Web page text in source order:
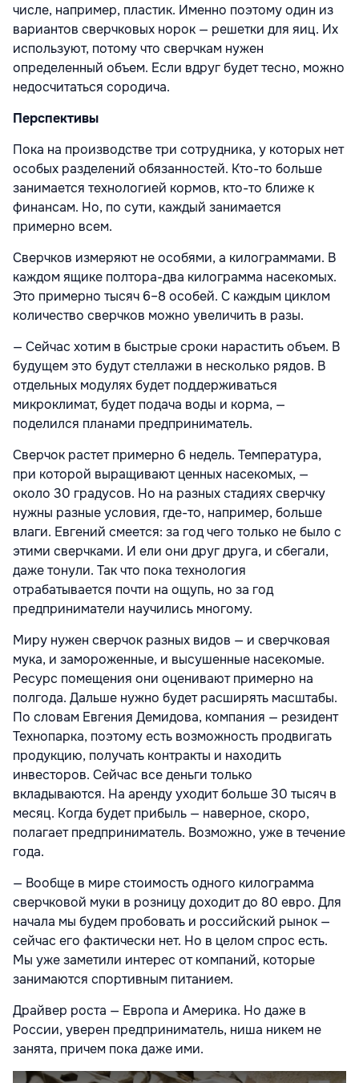
числе, например, пластик. Именно поэтому один из
вариантов сверчковых норок — решетки для яиц. Их
используют, потому что сверчкам нужен
определенный объем. Если вдруг будет тесно, можно
недосчитаться сородича.
Перспективы
Пока на производстве три сотрудника, у которых нет
особых разделений обязанностей. Кто-то больше
занимается технологией кормов, кто-то ближе к
финансам. Но, по сути, каждый занимается
примерно всем.
Сверчков измеряют не особями, а килограммами. В
каждом ящике полтора-два килограмма насекомых.
Это примерно тысяч 6–8 особей. С каждым циклом
количество сверчков можно увеличить в разы.
— Сейчас хотим в быстрые сроки нарастить объем. В
будущем это будут стеллажи в несколько рядов. В
отдельных модулях будет поддерживаться
микроклимат, будет подача воды и корма, —
поделился планами предприниматель.
Сверчок растет примерно 6 недель. Температура,
при которой выращивают ценных насекомых, —
около 30 градусов. Но на разных стадиях сверчку
нужны разные условия, где-то, например, больше
влаги. Евгений смеется: за год чего только не было с
этими сверчками. И ели они друг друга, и сбегали,
даже тонули. Так что пока технология
отрабатывается почти на ощупь, но за год
предприниматели научились многому.
Миру нужен сверчок разных видов — и сверчковая
мука, и замороженные, и высушенные насекомые.
Ресурс помещения они оценивают примерно на
полгода. Дальше нужно будет расширять масштабы.
По словам Евгения Демидова, компания — резидент
Технопарка, поэтому есть возможность продвигать
продукцию, получать контракты и находить
инвесторов. Сейчас все деньги только
вкладываются. На аренду уходит больше 30 тысяч в
месяц. Когда будет прибыль — наверное, скоро,
полагает предприниматель. Возможно, уже в течение
года.
— Вообще в мире стоимость одного килограмма
сверчковой муки в розницу доходит до 80 евро. Для
начала мы будем пробовать и российский рынок —
сейчас его фактически нет. Но в целом спрос есть.
Мы уже заметили интерес от компаний, которые
занимаются спортивным питанием.
Драйвер роста — Европа и Америка. Но даже в
России, уверен предприниматель, ниша никем не
занята, причем пока даже ими.